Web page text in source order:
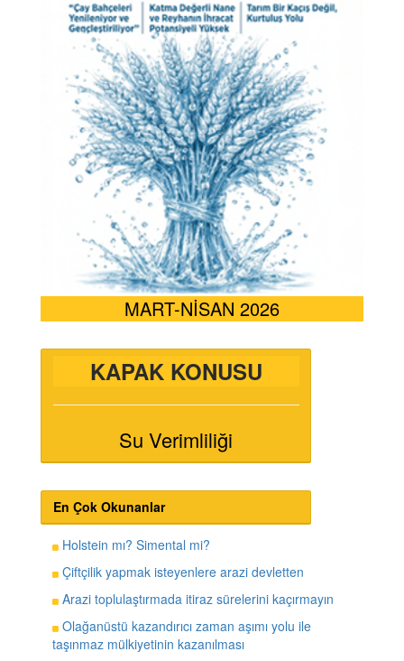
MART-NİSAN 2026
KAPAK KONUSU
Su Verimliliği
En Çok Okunanlar
Holstein mı? Simental mi?
Çiftçilik yapmak isteyenlere arazi devletten
Arazi toplulaştırmada itiraz sürelerini kaçırmayın
Olağanüstü kazandırıcı zaman aşımı yolu ile
taşınmaz mülkiyetinin kazanılması